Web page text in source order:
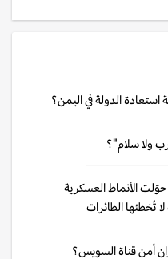
الدولة في اليمن؟
ولا سلام"؟
الأنماط العسكرية
تُخطئها الطائرات
أمن قناة السويس؟